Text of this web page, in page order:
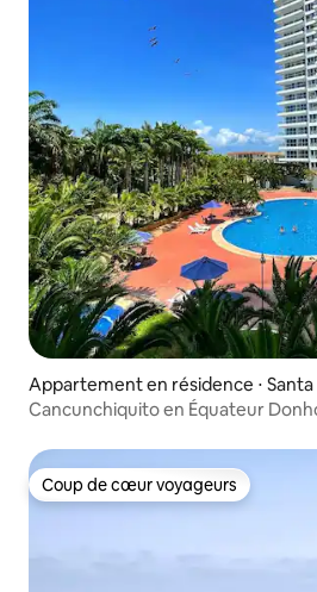
Appartement en résidence ⋅ Santa
Cancunchiquito en Équateur
Coup de cœur voyageurs
Coup de cœur voyageurs